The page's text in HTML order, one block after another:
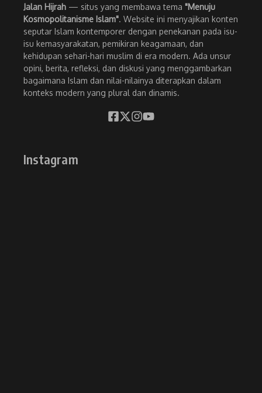
Jalan Hijrah — situs yang membawa tema "Menuju
Kosmopolitanisme Islam". Website ini menyajikan konten
seputar Islam kontemporer dengan penekanan pada isu-
isu kemasyarakatan, pemikiran keagamaan, dan
kehidupan sehari-hari muslim di era modern. Ada unsur
opini, berita, refleksi, dan diskusi yang menggambarkan
bagaimana Islam dan nilai-nilainya diterapkan dalam
konteks modern yang plural dan dinamis.
Instagram